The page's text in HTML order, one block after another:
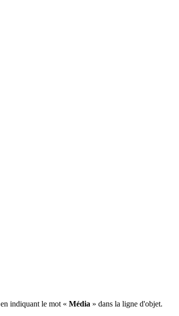
en indiquant le mot « Média » dans la ligne d'objet.